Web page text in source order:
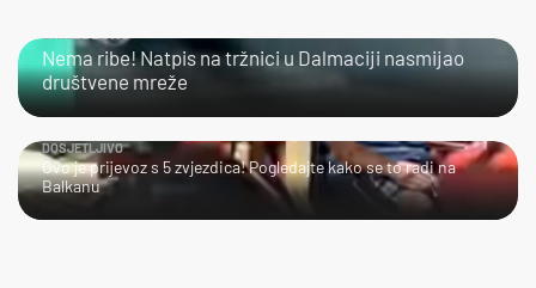
URNEBESNO
Nema ribe! Natpis na tržnici u Dalmaciji nasmijao
društvene mreže
DOSJETLJIVO
Ovo je prijevoz s 5 zvjezdica! Pogledajte kako se to radi na
Balkanu